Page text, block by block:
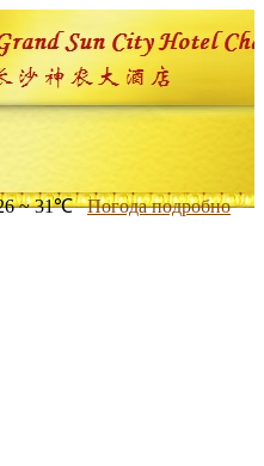
~ 31℃ Погода подробно